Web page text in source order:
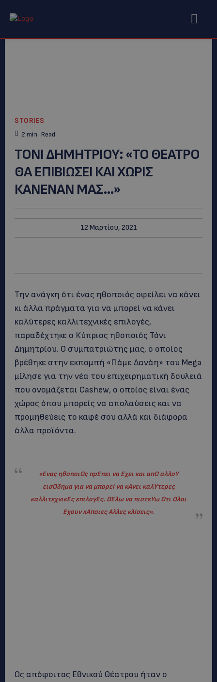
STORIES
2 min. Read
ΤΟΝΙ ΔΗΜΗΤΡΙΟΥ: «ΤΟ ΘΕΑΤΡΟ
ΘΑ ΕΠΙΒΙΩΣΕΙ ΚΑΙ ΧΩΡΙΣ
ΚΑΝΕΝΑΝ ΜΑΣ…»
12 Μαρτίου, 2021
Την ανάγκη ότι ένας ηθοποιός οφείλει να κάνει
κι άλλα πράγματα για να μπορεί να κάνει
καλύτερες καλλιτεχνικές επιλογές,
παραδέχτηκε ο Κύπριος ηθοποιός Τόνι
Δημητρίου. Ο συμπατριώτης μας, ο οποίος
βρέθηκε στην εκπομπή «Πάμε Δανάη» του Mega
μίλησε για την νέα του επιχειρηματική δουλειά
που ονομάζεται Cashew, ο οποίος είναι ένας
χώρος όπου μπορείς να απολαύσεις και να
προμηθεύεις το καφέ σου αλλά και διάφορα
άλλα προϊόντα.
«Ενας ηθοποιΟς πρΕπει να Εχει και απΟ αλλοΥ
εισΟδημα για να μπορεΙ να κΑνει καλΥτερες
καλλιτεχνικΕς επιλογΕς. ΘΕλω να πιστεΥω Οτι Ολοι
Εχουν κΑποιες Αλλες κλΙσεις».
Ως απόφοιτος Εθνικού Θέατρου ήταν ο